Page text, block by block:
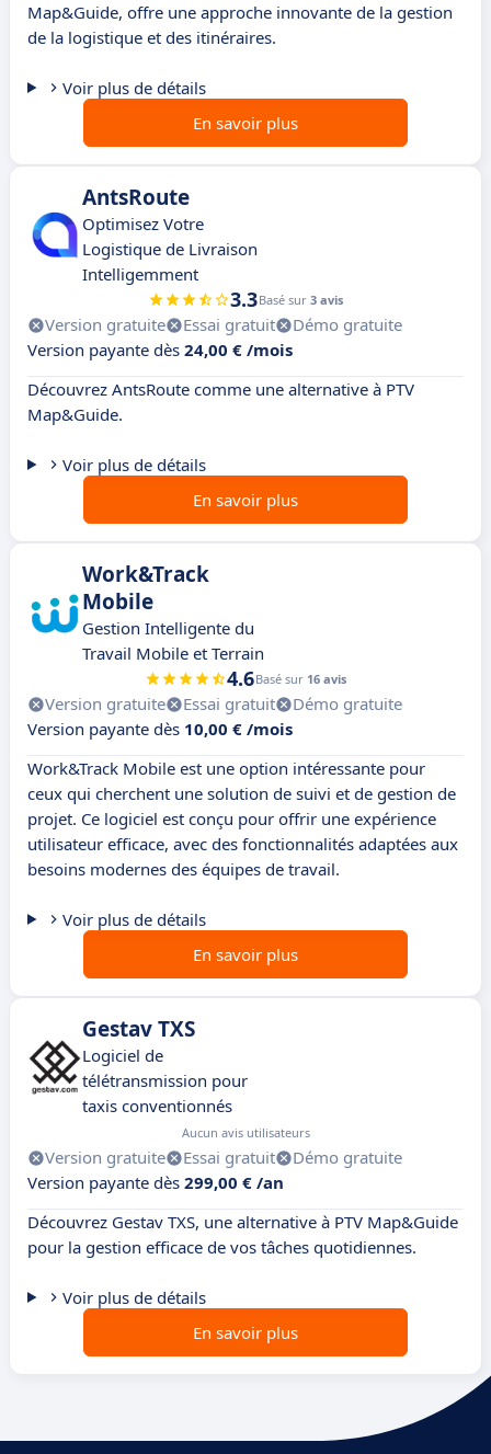
Map&Guide, offre une approche innovante de la gestion
de la logistique et des itinéraires.
Voir plus de détails
En savoir plus
AntsRoute
Optimisez Votre
Logistique de Livraison
Intelligemment
3.3Basé sur 3 avis
Version gratuite Essai gratuit
Démo gratuite
Version payante dès 24,00 € /mois
Découvrez AntsRoute comme une alternative à PTV
Map&Guide.
Voir plus de détails
En savoir plus
Work&Track
Mobile
Gestion Intelligente du
Travail Mobile et Terrain
4.6Basé sur 16 avis
Version gratuite Essai gratuit
Démo gratuite
Version payante dès 10,00 € /mois
Work&Track Mobile est une option intéressante pour
ceux qui cherchent une solution de suivi et de gestion de
projet. Ce logiciel est conçu pour offrir une expérience
utilisateur efficace, avec des fonctionnalités adaptées aux
besoins modernes des équipes de travail.
Voir plus de détails
En savoir plus
Gestav TXS
Logiciel de
télétransmission pour
taxis conventionnés
Aucun avis utilisateurs
Version gratuite Essai gratuit
Démo gratuite
Version payante dès 299,00 € /an
Découvrez Gestav TXS, une alternative à PTV Map&Guide
pour la gestion efficace de vos tâches quotidiennes.
Voir plus de détails
En savoir plus